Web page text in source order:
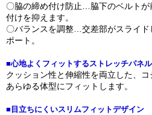
〇脇の締め付け防止…脇下のベルトが
付けを抑えます。
〇バランスを調整…交差部がスライ
ポート。
■心地よくフィットするストレッチパネル
クッション性と伸縮性を両立した、コ
あらゆる体型にフィットします。
■目立ちにくいスリムフィットデザイン